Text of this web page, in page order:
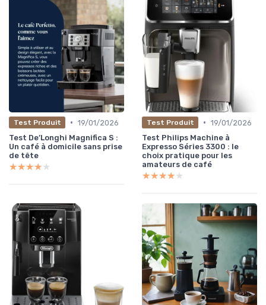
Test Produit • 19/01/2026
Test De’Longhi Magnifica S :
Un café à domicile sans prise
de tête
★★★★★
★★★★★
Test Produit • 19/01/2026
Test Philips Machine à
Expresso Séries 3300 : le
choix pratique pour les
amateurs de café
★★★★★
★★★★★